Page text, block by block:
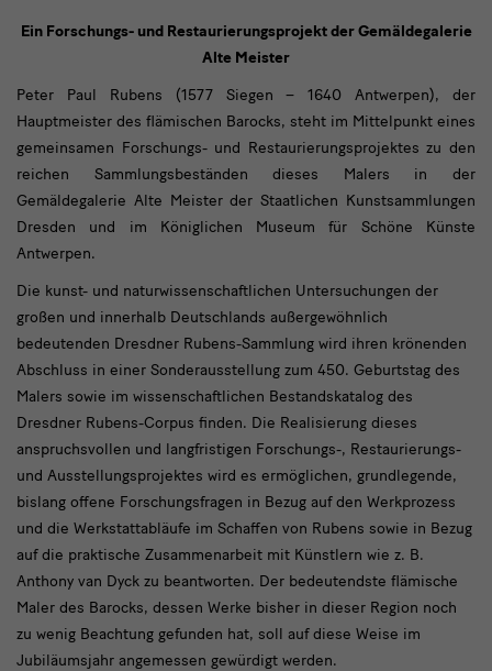
Ein Forschungs- und Restaurierungsprojekt der Gemäldegalerie
Alte Meister
Peter Paul Rubens (1577 Siegen – 1640 Antwerpen), der
Hauptmeister des flämischen Barocks, steht im Mittelpunkt eines
gemeinsamen Forschungs- und Restaurierungsprojektes zu den
reichen Sammlungsbeständen dieses Malers in der
Gemäldegalerie Alte Meister der Staatlichen Kunstsammlungen
Dresden und im Königlichen Museum für Schöne Künste
Antwerpen.
Die kunst- und naturwissenschaftlichen Untersuchungen der
großen und innerhalb Deutschlands außergewöhnlich
bedeutenden Dresdner Rubens-Sammlung wird ihren krönenden
Abschluss in einer Sonderausstellung zum 450. Geburtstag des
Malers sowie im wissenschaftlichen Bestandskatalog des
Dresdner Rubens-Corpus finden. Die Realisierung dieses
anspruchsvollen und langfristigen Forschungs-, Restaurierungs-
und Ausstellungsprojektes wird es ermöglichen, grundlegende,
bislang offene Forschungsfragen in Bezug auf den Werkprozess
und die Werkstattabläufe im Schaffen von Rubens sowie in Bezug
auf die praktische Zusammenarbeit mit Künstlern wie z. B.
Anthony van Dyck zu beantworten. Der bedeutendste flämische
Maler des Barocks, dessen Werke bisher in dieser Region noch
zu wenig Beachtung gefunden hat, soll auf diese Weise im
Jubiläumsjahr angemessen gewürdigt werden.